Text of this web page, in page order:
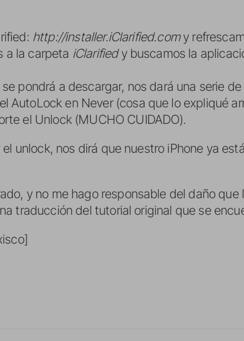
http://installer.iClarified.comy
a la carpeta iClarifiedy buscamos la
pondrá a descargar, nos dará una serie
AutoLock en Never (cosa que lo expliqué
el Unlock (MUCHO CUIDADO).
unlock, nos dirá que nuestro iPhone ya
y no me hago responsable del daño
traducción del tutorial original que se